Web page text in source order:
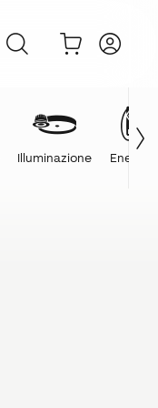
Illuminazione Energia